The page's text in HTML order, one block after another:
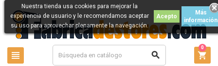
  
0
Nuestra tienda usa cookies para mejorar la
experiencia de usuario y le recomendamos aceptar
su uso para aprovechar plenamente la navegación.
Acepto
Más
información